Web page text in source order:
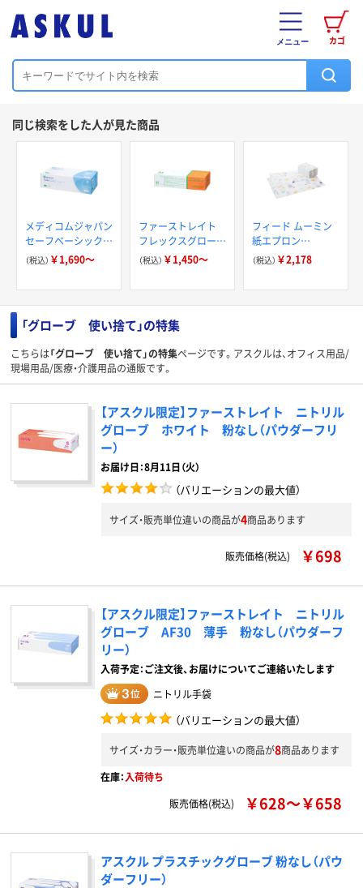
カゴ
メニュー
同じ検索をした人が見た商品
メディコムジャパン
セーフベーシック
ラテックスグローブ
イージーフィット
（税込） ￥1,690～
ファーストレイト
フレックスグロー
ブ パウダーイン
ラテックス 1箱
（税込） ￥1,450～
フィード ムーミン
紙エプロン
1087667 1箱(500枚
（税込） ￥2,178
「グローブ 使い捨て」の特集
こちらは「グローブ 使い捨て」の特集ページです。アスクルは、オフィス用品/
現場用品/医療・介護用品の通販です。
【アスクル限定】ファーストレイト ニトリル
グローブ ホワイト 粉なし（パウダーフリ
ー）
お届け日：8月11日（火）
（バリエーションの最大値）
サイズ・販売単位違いの商品が4商品あります
販売価格(税込) ￥698
【アスクル限定】ファーストレイト ニトリル
グローブ AF30 薄手 粉なし（パウダーフ
リー）
入荷予定：ご注文後、お届けについてご連絡いたします
ニトリル手袋
（バリエーションの最大値）
サイズ・カラー・販売単位違いの商品が8商品あります
在庫：入荷待ち
販売価格(税込)
￥628～￥658
アスクル プラスチックグローブ 粉なし（パウ
ダーフリー）